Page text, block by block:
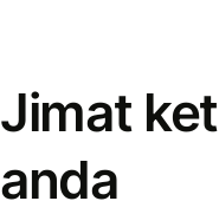
Jimat
anda